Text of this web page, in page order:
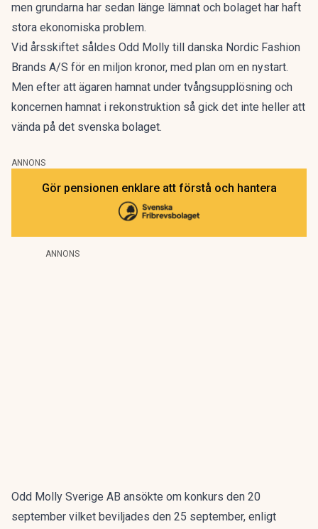
men grundarna har sedan länge lämnat och bolaget har haft
stora ekonomiska problem.
Vid årsskiftet såldes Odd Molly till danska Nordic Fashion
Brands A/S för en miljon kronor, med plan om en nystart.
Men efter att ägaren hamnat under tvångsupplösning och
koncernen hamnat i rekonstruktion så gick det inte heller att
vända på det svenska bolaget.
ANNONS
Gör pensionen enklare att förstå och hantera
ANNONS
Odd Molly Sverige AB ansökte om konkurs den 20
september vilket beviljades den 25 september, enligt